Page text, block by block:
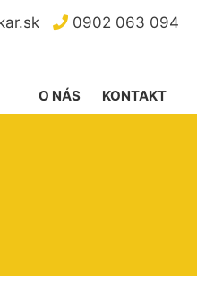
0902 063 094
KONTAKT
O NÁS